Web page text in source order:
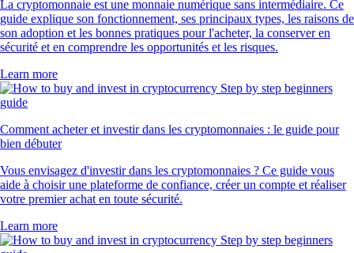
La cryptomonnaie est une monnaie numérique sans intermédiaire. Ce
guide explique son fonctionnement, ses principaux types, les raisons de
son adoption et les bonnes pratiques pour l'acheter, la conserver en
sécurité et en comprendre les opportunités et les risques.
Learn more
Comment acheter et investir dans les cryptomonnaies : le guide pour
bien débuter
Vous envisagez d'investir dans les cryptomonnaies ? Ce guide vous
aide à choisir une plateforme de confiance, créer un compte et réaliser
votre premier achat en toute sécurité.
Learn more